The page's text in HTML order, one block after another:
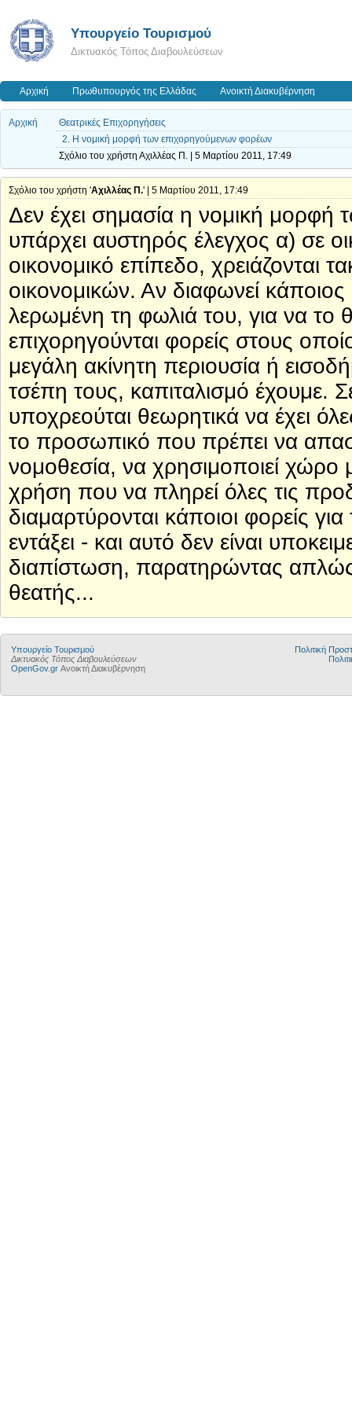
Υπουργείο Τουρισμού
Δικτυακός Τόπος Διαβουλεύσεων
Αρχική Πρωθυπουργός της Ελλάδας Ανοικτή Διακυβέρνηση
Αρχική
Θεατρικές Επιχορηγήσεις
2. Η νομική μορφή των επιχορηγούμενων φορέων
Σχόλιο του χρήστη Αχιλλέας Π. | 5 Μαρτίου 2011, 17:49
Σχόλιο του χρήστη 'Αχιλλέας Π.' | 5 Μαρτίου 2011, 17:49
Δεν έχει σημασία η νομική
υπάρχει αυστηρός έλεγχος α) σε
οικονομικό επίπεδο, χρειάζονται
οικονομικών. Αν διαφωνεί
λερωμένη τη φωλιά του, για να
επιχορηγούνται φορείς στους
μεγάλη ακίνητη περιουσία ή
τσέπη τους, καπιταλισμό έχουμε.
υποχρεούται θεωρητικά να έχει
το προσωπικό που πρέπει να
νομοθεσία, να χρησιμοποιεί χώρο
χρήση που να πληρεί όλες τις
διαμαρτύρονται κάποιοι φορείς
εντάξει - και αυτό δεν είναι
διαπίστωση, παρατηρώντας
θεατής...
Υπουργείο Τουρισμού
Δικτυακός Τόπος Διαβουλεύσεων
OpenGov.gr Ανοικτή Διακυβέρνηση
Πολιτική